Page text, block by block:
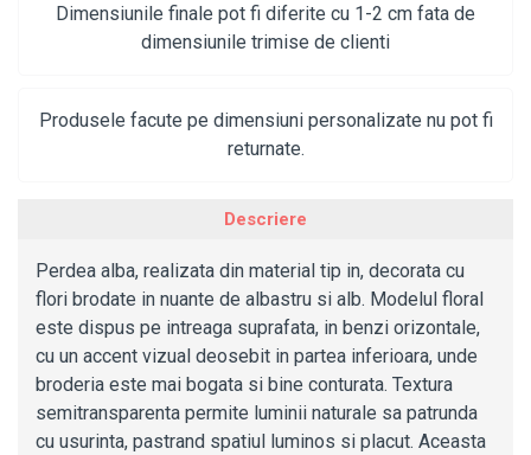
Dimensiunile finale pot fi diferite cu 1-2 cm fata de
dimensiunile trimise de clienti
Produsele facute pe dimensiuni personalizate nu pot fi
returnate.
Descriere
Perdea alba, realizata din material tip in, decorata cu
flori brodate in nuante de albastru si alb. Modelul floral
este dispus pe intreaga suprafata, in benzi orizontale,
cu un accent vizual deosebit in partea inferioara, unde
broderia este mai bogata si bine conturata. Textura
semitransparenta permite luminii naturale sa patrunda
cu usurinta, pastrand spatiul luminos si placut. Aceasta